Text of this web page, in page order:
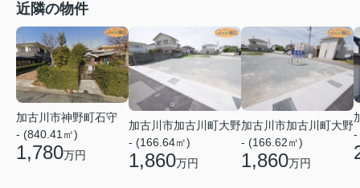
近隣の物件
加古川市神野町石守
- (840.41㎡)
1,780万円
加古川市加古川町大野
- (166.64㎡)
1,860万円
加古川市加古川町大野
- (166.62㎡)
1,860万円
-